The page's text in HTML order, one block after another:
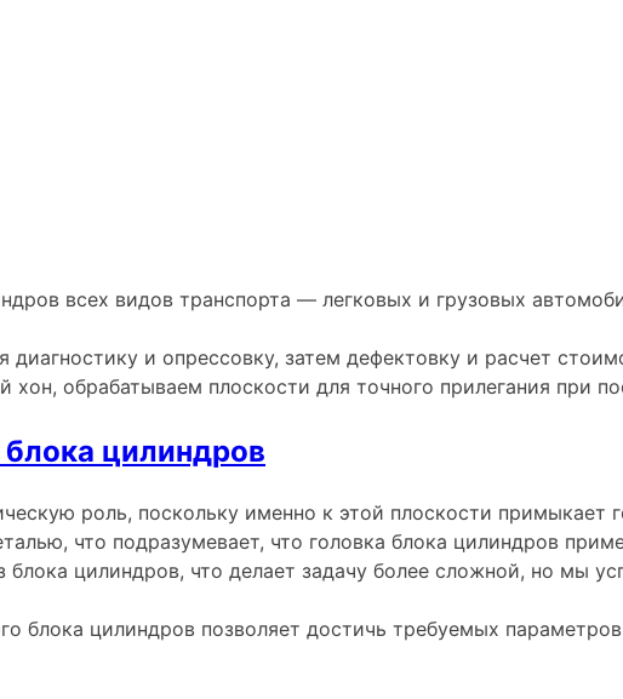
всех видов транспорта — легковых и грузовых
и опрессовку, затем дефектовку и расчет
хон, обрабатываем плоскости для точного прилегания при
цилиндров
роль, поскольку именно к этой плоскости примыкает
что подразумевает, что головка блока цилиндров
цилиндров, что делает задачу более сложной, но мы
блока цилиндров позволяет достичь требуемых